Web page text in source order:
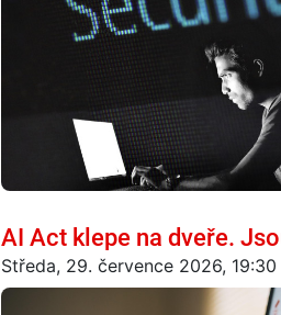
AI Act klepe na dveře.
Středa, 29. července 2026, 19:30